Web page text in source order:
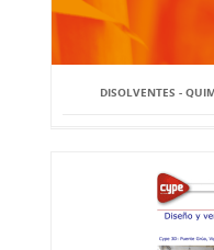
DISOLVENTES -